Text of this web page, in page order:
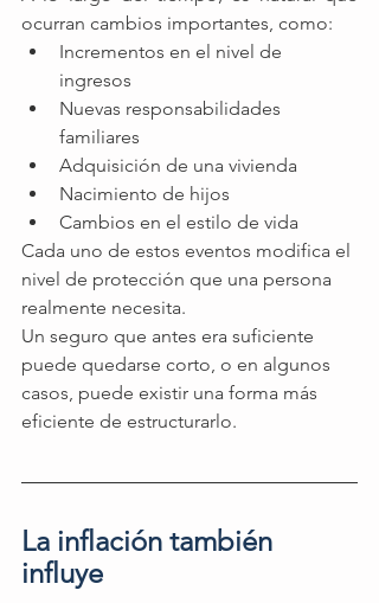
ocurran cambios importantes, como:
Incrementos en el nivel de
ingresos
Nuevas responsabilidades
familiares
Adquisición de una vivienda
Nacimiento de hijos
Cambios en el estilo de vida
Cada uno de estos eventos modifica el
nivel de protección que una persona
realmente necesita.
Un seguro que antes era suficiente
puede quedarse corto, o en algunos
casos, puede existir una forma más
eficiente de estructurarlo.
La inflación también
influye